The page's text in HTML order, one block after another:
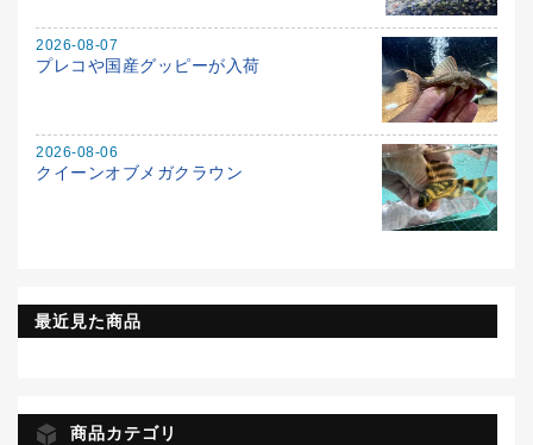
2026-08-07
プレコや国産グッピーが入荷
2026-08-06
クイーンオブメガクラウン
最近見た商品
商品カテゴリ